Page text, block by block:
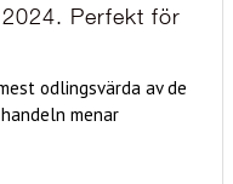
2024. Perfekt för
odlingsvärda av de
menar